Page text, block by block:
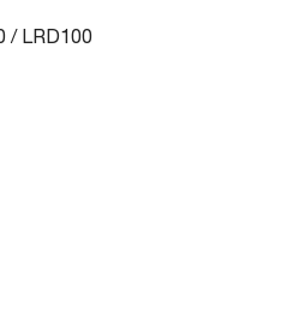
/ LRD100